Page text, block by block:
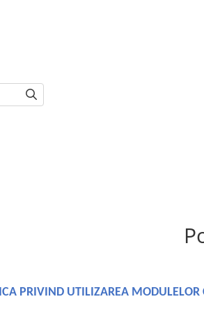
PRIVIND UTILIZAREA MODULELOR